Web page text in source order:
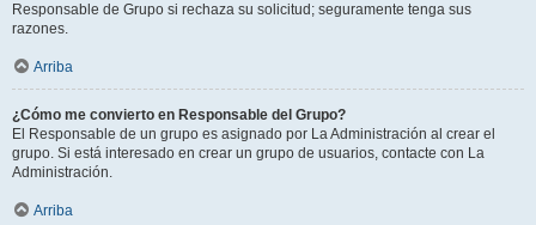
Responsable de Grupo si rechaza su solicitud; seguramente tenga sus
razones.
Arriba
¿Cómo me convierto en Responsable del Grupo?
El Responsable de un grupo es asignado por La Administración al crear el
grupo. Si está interesado en crear un grupo de usuarios, contacte con La
Administración.
Arriba